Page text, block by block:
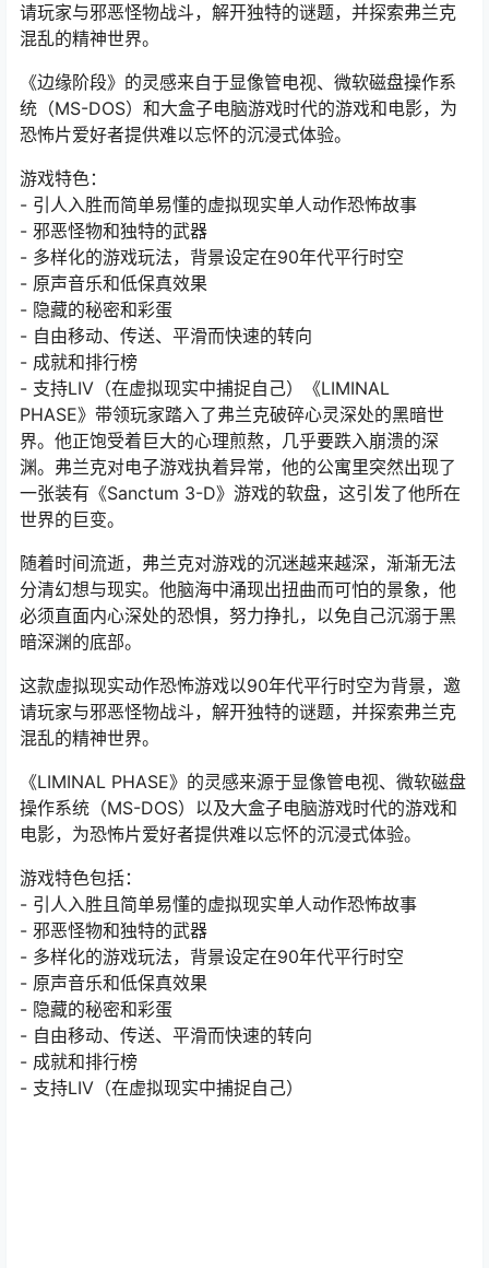
请玩家与邪恶怪物战斗，解开独特的谜题，并探索弗兰克
混乱的精神世界。
《边缘阶段》的灵感来自于显像管电视、微软磁盘操作系
统（MS-DOS）和大盒子电脑游戏时代的游戏和电影，为
恐怖片爱好者提供难以忘怀的沉浸式体验。
游戏特色：
- 引人入胜而简单易懂的虚拟现实单人动作恐怖故事
- 邪恶怪物和独特的武器
- 多样化的游戏玩法，背景设定在90年代平行时空
- 原声音乐和低保真效果
- 隐藏的秘密和彩蛋
- 自由移动、传送、平滑而快速的转向
- 成就和排行榜
- 支持LIV（在虚拟现实中捕捉自己）《LIMINAL
PHASE》带领玩家踏入了弗兰克破碎心灵深处的黑暗世
界。他正饱受着巨大的心理煎熬，几乎要跌入崩溃的深
渊。弗兰克对电子游戏执着异常，他的公寓里突然出现了
一张装有《Sanctum 3-D》游戏的软盘，这引发了他所在
世界的巨变。
随着时间流逝，弗兰克对游戏的沉迷越来越深，渐渐无法
分清幻想与现实。他脑海中涌现出扭曲而可怕的景象，他
必须直面内心深处的恐惧，努力挣扎，以免自己沉溺于黑
暗深渊的底部。
这款虚拟现实动作恐怖游戏以90年代平行时空为背景，邀
请玩家与邪恶怪物战斗，解开独特的谜题，并探索弗兰克
混乱的精神世界。
《LIMINAL PHASE》的灵感来源于显像管电视、微软磁盘
操作系统（MS-DOS）以及大盒子电脑游戏时代的游戏和
电影，为恐怖片爱好者提供难以忘怀的沉浸式体验。
游戏特色包括：
- 引人入胜且简单易懂的虚拟现实单人动作恐怖故事
- 邪恶怪物和独特的武器
- 多样化的游戏玩法，背景设定在90年代平行时空
- 原声音乐和低保真效果
- 隐藏的秘密和彩蛋
- 自由移动、传送、平滑而快速的转向
- 成就和排行榜
- 支持LIV（在虚拟现实中捕捉自己）